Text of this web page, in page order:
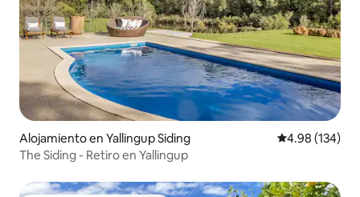
Alojamiento en Yallingup Siding Calificación
4.98 (134)
The Siding - Retiro en Yallingup